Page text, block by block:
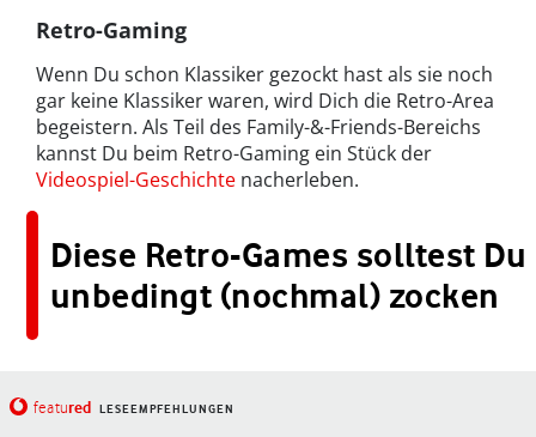
Retro-Gaming
Wenn Du schon Klassiker gezockt hast als sie noch
gar keine Klassiker waren, wird Dich die Retro-Area
begeistern. Als Teil des Family-&-Friends-Bereichs
kannst Du beim Retro-Gaming ein Stück der
Videospiel-Geschichte nacherleben.
Diese Retro-Games solltest Du
unbedingt (nochmal) zocken
featured LESEEMPFEHLUNGEN